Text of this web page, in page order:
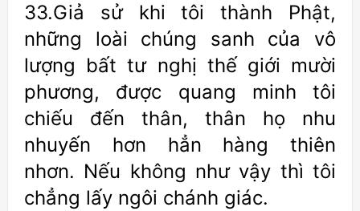
33.Giả sử khi tôi thành Phật,
những loài chúng sanh của vô
lượng bất tư nghị thế giới mười
phương, được quang minh tôi
chiếu đến thân, thân họ nhu
nhuyến hơn hẳn hàng thiên
nhơn. Nếu không như vậy thì tôi
chẳng lấy ngôi chánh giác.